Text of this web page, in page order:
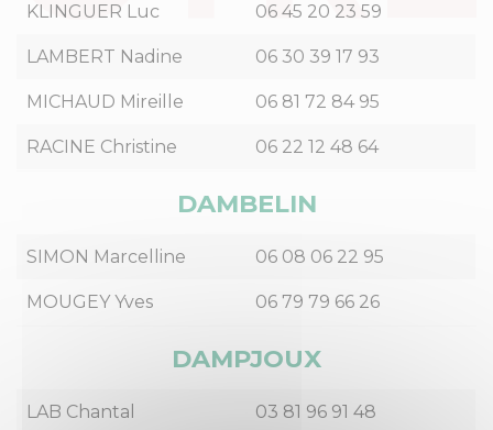
KLINGUER Luc 06 45 20 23 59
LAMBERT Nadine 06 30 39 17 93
MICHAUD Mireille 06 81 72 84 95
RACINE Christine 06 22 12 48 64
DAMBELIN
SIMON Marcelline 06 08 06 22 95
MOUGEY Yves 06 79 79 66 26
DAMPJOUX
LAB Chantal 03 81 96 91 48